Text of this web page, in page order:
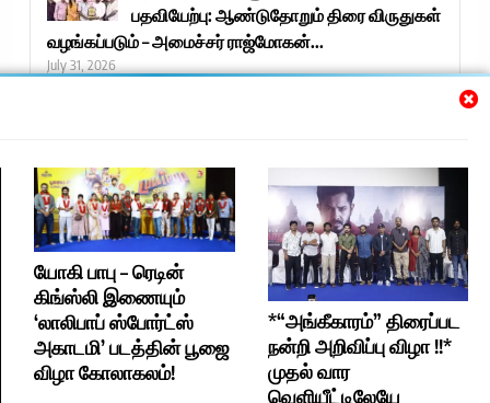
யோகி பாபு – ரெடின்
கிங்ஸ்லி இணையும்
‘லாலிபாப் ஸ்போர்ட்ஸ்
அகாடமி’ படத்தின் பூஜை
விழா கோலாகலம்!
*“அங்கீகாரம்” திரைப்பட நன்றி அறிவிப்பு விழா !!* முதல் வார வெளியீட்டிலேயே ரசிகர்கள் மற்றும் விமர்சகர்களிடையே நல்ல வரவேற்பைப் பெற்றுள்ள “அங்கீகாரம்” திரைப்படத்தின் வெற்றி விழா உற்சாகமாக நடைபெற்றது. இதில் படக்குழுவினர் பத்திரிகையாளர்களை சந்தித்து, திரைப்படத்திற்கு அளிக்கப்பட்ட ஆதரவுக்கும் பாராட்டுகளுக்கும் மனமார்ந்த நன்றியைத் தெரிவித்தனர். மேலும், படத்தின் உருவாக்க அனுபவங்கள், ரசிகர்களின் வரவேற்பு மற்றும் வெற்றிக்கான காரணங்கள் குறித்து பல சுவாரஸ்யமான தகவல்களையும் பகிர்ந்து கொண்டனர். இந்நிகழ்வினில் நடிகர் ஆண்டனி பேசியதாவது.., “அங்கீகாரம்” படத்தின் வசனங்கள் மிகவும் அற்புதமாக இருந்தது. அந்த வசனங்களைக் கேட்கும்போது மிகவும் மகிழ்ச்சியாக இருந்தது. ஹீரோ நல்ல கதைகளைத் தேர்ந்தெடுத்து நடித்து வருகிறார். அவர் இந்த ஸ்போர்ட்ஸ் படத்தில் நடித்திருப்பது மகிழ்ச்சி அளிக்கிறது. இந்தப் படம் கிராமப்புறங்களில் விளையாட்டு வீரர்கள் எதிர்கொள்ளும் சிரமங்களையும், அவர்களின் போராட்டங்களையும் அழுத்தமாக பதிவு செய்துள்ளது. குறிப்பாக விளையாட்டில் இருக்கும் அனைவரும் கண்டிப்பாக இந்தப் படத்தைப் பார்க்க வேண்டும். இப்படம் அவர்களுக்கு நிச்சயம் ஒரு உத்வேகத்தை அளிக்கும். மேலும், இசையமைப்பாளர் ஜிப்ரானின் பின்னணி இசையும், பாடல்களும் படத்திற்கு மிகப்பெரிய பலமாக அமைந்துள்ளன. சண்டைப் பயிற்சி இயக்குநர் பீட்டர் ஹெய்ன் ஸ்போர்ட்ஸ் மற்றும் ஆக்ஷன் காட்சிகளை சிறப்பாக வடிவமைத்துள்ளார். ஒளிப்பதிவாளரின் பணியையும் பாராட்டிய அவர், படத்தில் பணியாற்றிய அனைத்து கலைஞர்கள் மற்றும் தொழில்நுட்பக் குழுவினருக்கும் நன்றி. “அங்கீகாரம்” யாரும் தவறவிடக் கூடாத படம் என்றும், அனைவரும் திரையரங்குகளில் பார்த்து படத்திற்கு இன்னும் முழு ஆதரவு அளிக்க வேண்டும் என்றும் கேட்டுக்கொள்கிறேன் நன்றி. நடிகை இசபெல்லா பேசியதாவது.., “அங்கீகாரம்” எனக்கு கிடைத்த முதல் அடையாளம். இதுவரை மேடையேறி பேசியதில்லை. முதன்முறையாக இந்த மேடையில் பேசுவது மிகவும் மகிழ்ச்சியாக இருக்கிறது. இந்த வாய்ப்பை இயக்குநர் சிவா மற்றும் தயாரிப்பாளர்கள் அனைவருக்கும் என் நன்றி. இயக்குநர் எனக்கு மிகப்பெரிய நம்பிக்கையை கொடுத்து, இந்தப் படம் மூலம் எனக்கு அங்கீகாரம் கிடைக்கச் செய்தார். கே ஜெ ஆர் சார் மிகவும் கம்ஃபர்ட்டாக நடிக்க வைத்தார். படத்தில் எனக்கு ‘தங்கமயில்’ என்ற பெயர் வைத்ததற்கும் நன்றி. ஜிப்ரான் சாரின் இசை எனக்கு மிகவும் பிடித்திருந்தது. அவரைப் போன்ற கலைஞருடன் பணியாற்றியது பெருமையாக உள்ளது. ஒளிப்பதிவாளர் படப்பிடிப்பு முழுவதும் என்னை ஊக்கப்படுத்தினார். பீட்டர் ஹெய்ன் மாஸ்டர் உள்ளிட்ட அனைத்து கலைஞர்கள் மற்றும் தொழில்நுட்பக் குழுவினருடன் பணியாற்றியது மிகவும் மகிழ்ச்சியாக இருந்தது. என்னை இவ்வளவு அழகாக திரையில் காட்டிய எடிட்டர் உள்ளிட்ட அனைவருக்கும் மனமார்ந்த நன்றியைத் தெரிவித்துக் கொள்கிறேன்.” நடிகை வசுந்தரா பேசியதாவது, “அங்கீகாரம் படத்திற்கு தொடர்ந்து ஆதரவு அளித்து வரும் பத்திரிகையாளர்கள் மற்றும் ரசிகர்கள் அனைவருக்கும் என் நன்றி. இது உண்மை சம்பவத்தை அடிப்படையாகக் கொண்டு உருவான படம். சினிமாவுக்காக தேவையில்லாத மிகைப்படுத்தல்களை சேர்க்காமல், வாழ்க்கைக்கு நெருக்கமான முறையில் முக்கியமான ஒரு கருத்தை இயக்குநர் தென்பாதியான் சொல்லியிருக்கிறார். இந்தப் படத்தின் ஒரு பகுதியாக இருந்தது எனக்கு மிகவும் மகிழ்ச்சியாக இருக்கிறது. கே.ஜெ.ஆர் இந்தக் கதாபாத்திரத்திற்காக கடுமையாக உழைத்திருக்கிறார். அவருடைய மாற்றமும், அர்ப்பணிப்பும் மிகவும் பிரமிக்க வைத்தது. பீட்டர் ஹெயின் மாஸ்டருடன் பணியாற்றியது மறக்க முடியாத அனுபவம். ஜிப்ரான் சாரின் இசை எப்போதும் போல அற்புதமாக அமைந்துள்ளது. அருண், பிரசாந்த், அஜித் ஆகிய இளம் தயாரிப்பாளர்கள் முக்கியமான ஒரு கதையை நம்பி இப்படத்தை உருவாக்கியிருக்கிறார்கள். இப்படம் வெற்றி பெற்றால்தான் இதுபோன்ற நல்ல படங்கள் தொடர்ந்து உருவாகும். இந்தப் படத்தையும் உங்கள் மனதில் இடம் கொடுத்து, தொடர்ந்து ஆதரவு அளிக்க வேண்டும். நன்றி.” இசையமைப்பாளர் ஜிப்ரான் பேசியதாவது.., “அங்கீகாரம் படத்திற்கு பத்திரிகையாளர்கள் அளித்த விமர்சனங்களும், ஆதரவும் எங்களுக்கு மிகவும் முக்கியமானது. அதற்காக அனைவருக்கும் என் நன்றி. கே.ஜெ.ஆர் தயாரிப்பாளராக இருந்தாலும், நடிகராக இருந்தாலும், சமூகப் பொறுப்புள்ள கதைகளைத் தேர்ந்தெடுத்து வருகிறார். அடுத்த படமும் அதுபோன்ற முக்கியமான கருத்தை பேசும் படமாக இருக்கும். ஒரு கதைக்குள் மனிதர்களின் உணர்வுகளை இயல்பாக கொண்டு வருவது மிகவும் கடினம். அதை இயக்குநர் தென்பாதியான் ஒவ்வொரு கதாபாத்திரத்திலும் சிறப்பாக வெளிப்படுத்தியிருக்கிறார். குறிப்பாக கதையின் எழுத்து மிகவும் வலுவாக உள்ளது. இதுபோன்ற நல்ல படங்கள் தொடர்ந்து உருவாக, உங்கள் ஆதரவு மிகவும் அவசியம். குறிப்பாக இரண்டாவது வாரத்திலும் இந்தப் படத்திற்கு தொடர்ந்து ஆதரவு அளித்து, இன்னும் அதிகமான மக்களிடம் கொண்டு சேர்க்க வேண்டும். நன்றி.” சண்டைப்பயிற்சி இயக்குநர் பீட்டர் ஹெய்ன் பேசியதாவது.., “அங்கீகாரம் படத்திற்கு பத்திரிகையாளர்கள் அளித்த பாராட்டும், நேர்மையான விமர்சனங்களும் மிகவும் மகிழ்ச்சி அளித்தது. புதுமுக ஹீரோவான கே.ஜெ.ஆர் மீது எனக்கு ஆரம்பத்திலிருந்தே நம்பிக்கை இருந்தது. இந்தப் படத்திற்காக அவர் எடுத்த உழைப்பும், உடல்மாற்றமும், அர்ப்பணிப்பும் சாதாரணமானது அல்ல. ஒரு தடகள வீரராக திரையில் இயல்பாகத் தோன்றுவதற்காக கடுமையாக உழைத்துள்ளார். இந்தப் படத்தின் பின்னால் இயக்குநர் தென்பாதியான் , கே.ஜெ.ஆர், தயாரிப்பாளர்கள் மற்றும் ஒட்டுமொத்த படக்குழுவினரின் கடின உழைப்பு இருக்கிறது. விளையாட்டு வீரர்களின் வாழ்க்கை, அவர்கள் சந்திக்கும் சிரமங்கள் ஆகியவற்றை உண்மைக்கு நெருக்கமாக இப்படத்தில் பதிவு செய்திருக்கிறார்கள். அதற்காக இயக்குநருக்கு என் பாராட்டுகள். இந்தப் படத்திற்காக நாங்களும் பல மாதங்கள் ஆய்வு செய்து பணியாற்றினோம். படப்பிடிப்பில் அனைவரும் மிகவும் அர்ப்பணிப்புடன் உழைத்தனர். குறிப்பாக மூன்று தயாரிப்பாளர்களின் ஈடுபாடு என்னை மிகவும் கவர்ந்தது. ஒளிப்பதிவாளரும் தனது பணியை சிறப்பாக செய்துள்ளார். அங்கீகாரம் அனைவரும் பார்க்க வேண்டிய ஒரு முக்கியமான படம். அனைவருக்கும் நன்றி.” ஒளிப்பதிவாளர் ஏ.விஸ்வநாத் பேசியதாவது.., “இயக்குநர் தென்பாதியான் காட்சிகளை முன்கூட்டியே தெளிவாக கற்பனை செய்து வைத்திருப்பார். அதனால் பல சவாலான இடங்களில்கூட, கஷ்டங்கள் இருந்தாலும் அதே இடத்தில் படமாக்க வேண்டும் என்று உறுதியாக இருந்தார். அந்த நம்பிக்கையால்தான் படத்தின் காட்சிகள் இவ்வளவு சிறப்பாக வந்துள்ளன. ஸ்போர்ட்ஸ் காட்சிகளை படமாக்கும்போது பீட்டர் ஹெய்ன் மாஸ்டருடன் பணியாற்றுவது ஆரம்பத்தில் பயமாக இருந்தது. அவர் ஒரு ஜாம்பவான் ஆனால் முதல் நாள் முதல் கடைசி நாள் வரை ஒரு மென்டராகவும், வழிகாட்டியாகவும் இருந்து ஒவ்வொரு காட்சியையும் விரிவாக விளக்கி மிகப்பெரிய ஆதரவு கொடுத்தார். இந்தப் படத்தின் ஸ்போர்ட்ஸ் மற்றும் ஆக்‌ஷன் காட்சிகள் சிறப்பாக வந்ததற்கு அவருடைய பங்களிப்புதான் முக்கிய காரணம். படத்தின் முதல் கியூப் திரையிடலை பார்த்தபோது மிகவும் உணர்ச்சிவசப்பட்டேன். இயக்குநரை கட்டிப்பிடித்து ‘நாம் ஜெயித்துவிட்டோம்’ என்று சொன்னேன். ஜிப்ரான் சாரின் இசை படத்திற்கு மிகப்பெரிய பலமாக அமைந்தது. பத்திரிகையாளர்கள் படத்தை பாஸிடிவாக எழுதி மக்களிடம் கொண்டு சென்றது எங்களுக்கு மிகப்பெரிய உற்சாகத்தை கொடுத்தது. படத்தில் நடித்த நடிகர்கள், கலரிஸ்ட், எடிட்டர் உள்ளிட்ட அனைத்து தொழில்நுட்பக் கலைஞர்களின் பங்களிப்பும் இந்த வெற்றிக்கு முக்கிய காரணம். இந்தப் படம் எங்கள் அனைவருக்கும் முதல் அங்கீகாரத்தை பெற்றுத் தந்துள்ளது. அதற்கு தொடர்ந்து ஆதரவு அளித்த அனைவருக்கும் என் மனமார்ந்த நன்றி.” எடிட்டர் தினேஷ்குமார் பேசியதாவது.., “முதலில் அங்கீகாரம் படத்திற்கு ஆதரவு அளித்த பத்திரிகையாளர்கள் அனைவருக்கும் என் நன்றி. இந்தப் படத்தின் மூலம் இரண்டாவது முறையாக தயாரிப்பாளர்களுடன் பணியாற்றும் வாய்ப்பு கிடைத்தது. இயக்குநர் தென்பாதியான் என் மீது நம்பிக்கை வைத்து இந்தப் படத்தில் பணியாற்ற வாய்ப்பு அளித்ததற்கு நன்றி. இந்தப் படத்தில் பணியாற்றிய ஜிப்ரான், பீட்டர் ஹெய்ன், சம்பத் ஆழ்வார், ஏ.விஸ்வநாத் உள்ளிட்ட அனைத்து தொழில்நுட்பக் கலைஞர்களின் ஒத்துழைப்பு மிகவும் சிறப்பாக இருந்தது. குறிப்பாக ஸ்போர்ட்ஸ் காட்சிகள் சினிமாத்தனத்தை மீறாமல் இயல்பாகவும், உண்மைக்கு நெருக்கமாகவும் அமைந்தது இந்தப் படத்தின் மிகப்பெரிய பலமாகும். அனைவரின் ஆதரவுக்கும் மனமார்ந்த நன்றி.” இயக்குநர் தென்பாதியான் பேசியதாவது…, “இந்தப் படத்திற்கு நாங்கள் எதிர்பார்த்ததைவிட நீங்கள் கொடுத்த ஆதரவு மிகவும் முக்கியமானது. அதற்காக பத்திரிகையாளர் நண்பர்கள் அனைவருக்கும் என் மனமார்ந்த நன்றியைத் தெரிவித்துக்கொள்கிறேன். இந்தக் கதையை முதலில் கேஜிஆர் ஸ்டுடியோவிடம் கொண்டு சென்றேன். அப்போது வேறு ஒரு பெரிய ஹீரோவிடம் இந்தக் கதையைச் சொன்னோம். ஆனால் அது நடக்கவில்லை. அதனால் வேறு ஒரு கதை செய்யச் சென்றுவிட்டேன். பிறகு, இந்தக் கதையை நம்மைத் தவிர வேறு யாராலும் சரியாக செய்ய முடியாது என்று தோன்றியதால், மீண்டும் இந்தக் கதையை கையில் எடுத்தேன். அப்போது கேஜிஆர், ‘இந்தப் படத்தில் நானே நடிக்கிறேன்’ என்று கூறினார். அதன்பிறகு அவரை வைத்து இந்தப் படத்தை மீண்டும் தொடங்கினோம். இந்தக் கதைக்காக அவர் மிகப்பெரிய உழைப்பைக் கொடுத்தார். என் ஹீரோ எந்த விதத்திலும் தவறாகத் தெரியக்கூடாது என்பதற்காக நானும், என் குழுவினரும் மிகவும் கடினமாக உழைத்தோம். அது படத்தில் நன்றாகவே வெளிப்பட்டிருக்கிறது. நீங்கள் கொடுத்த விமர்சனங்களிலும் அது பிரதிபலித்திருக்கிறது. இந்தப் படத்திற்கு மிகச் சிறந்த தொழில்நுட்பக் கலைஞர்கள் அமைந்தார்கள். ஜிப்ரான் சார் அற்புதமான இசையைக் கொடுத்தார். பீட்டர் ஹெய்ன் மாஸ்டர், இந்தக் கதையைக் கேட்டுவிட்டு, ‘இந்த ஹீரோவுக்கா?’ என்று முதலில் கேட்டார். ஆனால் கதையை முழுமையாகக் கேட்ட பிறகு மிகவும் பிடித்துப்போய், இந்தப் படத்தில் இணைந்தார். அவர் இணைந்த பிறகு, இந்தப் படம் இன்னும் பெரிய உயரத்தை அடைந்தது. என் தொழில்நுட்பக் கலைஞர்கள் அனைவரும் இந்தப் படத்திற்காக அர்ப்பணிப்புடன் உழைத்தார்கள். நாங்கள் நினைத்தது அனைத்தும் இந்தப் படத்தில் நடந்திருக்கிறது. இந்தப் படம் அடுத்த வாரங்களிலும் இன்னும் சிறப்பாக ஓட வேண்டும். அதற்கு உங்கள் அனைவரின் தொடர்ந்த ஆதரவு வேண்டும். நன்றி.” தயாரிப்பாளர் அருள் முருகன் பேசியதாவது.., ஸ்வஸ்திக் விஷன்ஸ் நிறுவனத்தின் முதல் படம் இது. எங்களுடைய ஹீரோ கே.ஜி. சார் வந்திருக்கிறார். எங்களை நம்பி, இந்தப் படத்துக்காக இரண்டு வருடங்கள் உழைத்திருக்கிறார். நான் தயாரிப்பாளராக இருப்பதற்கு முன்பு, அவரிடம் மேனேஜராகத்தான் என்னுடைய கேரியரைத் தொடங்கினேன். இன்று இந்த மேடையில் தயாரிப்பாளராக நிற்கிறேன். அதற்கு ரொம்ப நன்றி சார். அடுத்து ஜே.பி. அண்ணா, அதாவது இந்தப் படத்தின் இயக்குநர். முதல் நாளிலிருந்தே இன்று வரை அவருடன் பயணித்துக் கொண்டிருக்கிறோம். அவருடைய எழுத்தையும், அவர் சொல்ல வந்த விஷயங்களையும் படமாக உருவாக்கியிருப்பது எங்களுக்கு மிகவும் பெருமையாக இருக்கிறது. இப்படிப்பட்ட ஒரு படத்தை நாங்கள் எடுத்திருக்கிறோம். எங்கள் தொழில் நுட்ப கலைஞர்கள் பீட்டர் ஹெய்ன் மாஸ்டர், ஜிப்ரான் அண்ணா என ஒளிப்பதிவாளர் அனைவரும் கடுமையான உழைப்பை தந்துள்ளனர். இப்படத்தை எப்படியாவது நீங்கள் மக்களிடம் கொண்டு போய் சேர்க்க வேண்டும். நன்றி. தயாரிப்பாளர் அஜித் பாஸ்கர் பேசியதவது.., முதலில் இந்தப் படத்தின் இயக்குநர் தென்பாதியான் (ஜே.பி.) அவர்களுக்கு என்னுடைய நன்றியைத் தெரிவித்துக் கொள்கிறேன். இந்தப் படத்தின் முக்கிய காரணமே அவர்தான். இந்தக் கதைக்காக நிறைய ஆய்வுகள் செய்தார். ஒரு விளையாட்டு வீரரின் வாழ்க்கையைப் புரிந்துகொள்வதற்காக பல இடங்களுக்குப் பயணம் செய்து, மிகுந்த உழைப்பைச் செலவிட்டார். அதேபோல் தயாரிப்பாளரும் எங்கள் அண்ணனுமான கே ஜெ ஆர் இந்தப் படத்திற்காக முழு ஆதரவையும் அளித்தார். இந்த மாதிரியா
பதவியேற்பு: ஆண்டுதோறும் திரை விருதுகள்
வழங்கப்படும் – அமைச்சர் ராஜ்மோகன்...
July 31, 2026
Trending
Address - 69, 2nd floor, Sivanandha Nagar, 17th Street, Senthil
Nagar, Kolathur, Chennai - 99